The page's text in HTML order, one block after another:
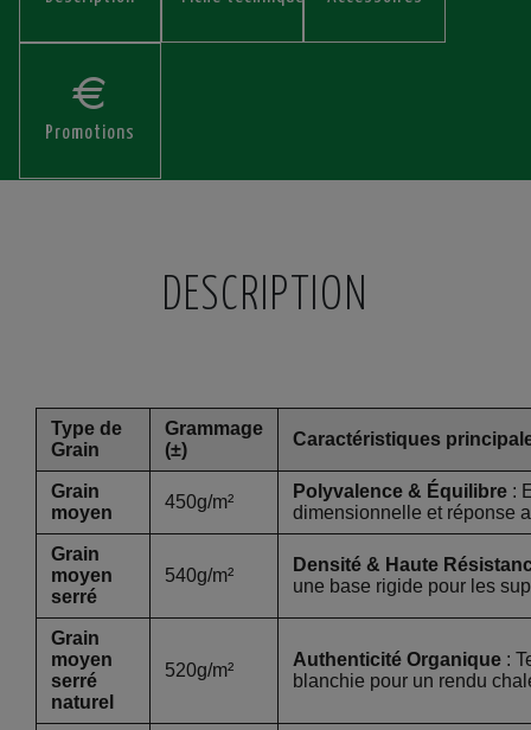
Promotions
DESCRIPTION
Type de
Grain
Grammage
(±)
Caractéristiques
Grain
moyen
450g/m²
Polyvalence & Équilibre :
dimensionnelle et réponse
Grain
moyen
serré
540g/m²
Densité & Haute
une base rigide pour les
Grain
moyen
serré
naturel
520g/m²
Authenticité Organique :
blanchie pour un rendu